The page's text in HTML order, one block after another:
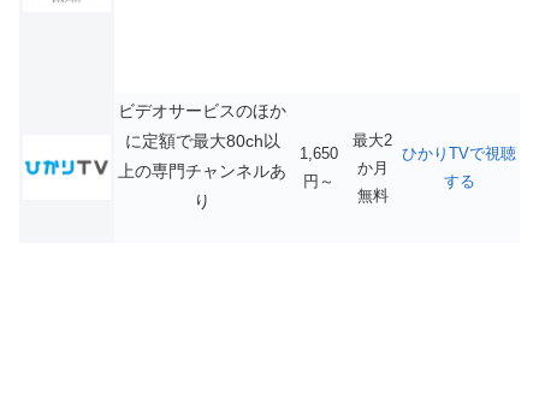
ビデオサービスのほか
に定額で最大80ch以
上の専門チャンネルあ
り
1,650
円～
最大2
か月
無料
ひかりTVで視聴
する